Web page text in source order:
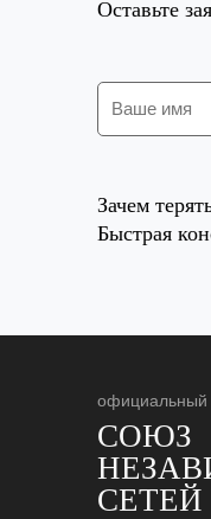
Оставьте
Зачем
Быстрая
официальный
СОЮЗ